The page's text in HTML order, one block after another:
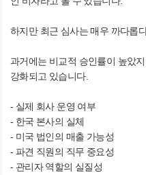
하지만 최근 심사는 매우 까다롭
과거에는 비교적 승인률이 높았
강화되고 있습니다.
- 실제 회사 운영 여부
- 한국 본사의 실체
- 미국 법인의 매출 가능성
- 파견 직원의 직무 중요성
- 관리자 역할의 실질성